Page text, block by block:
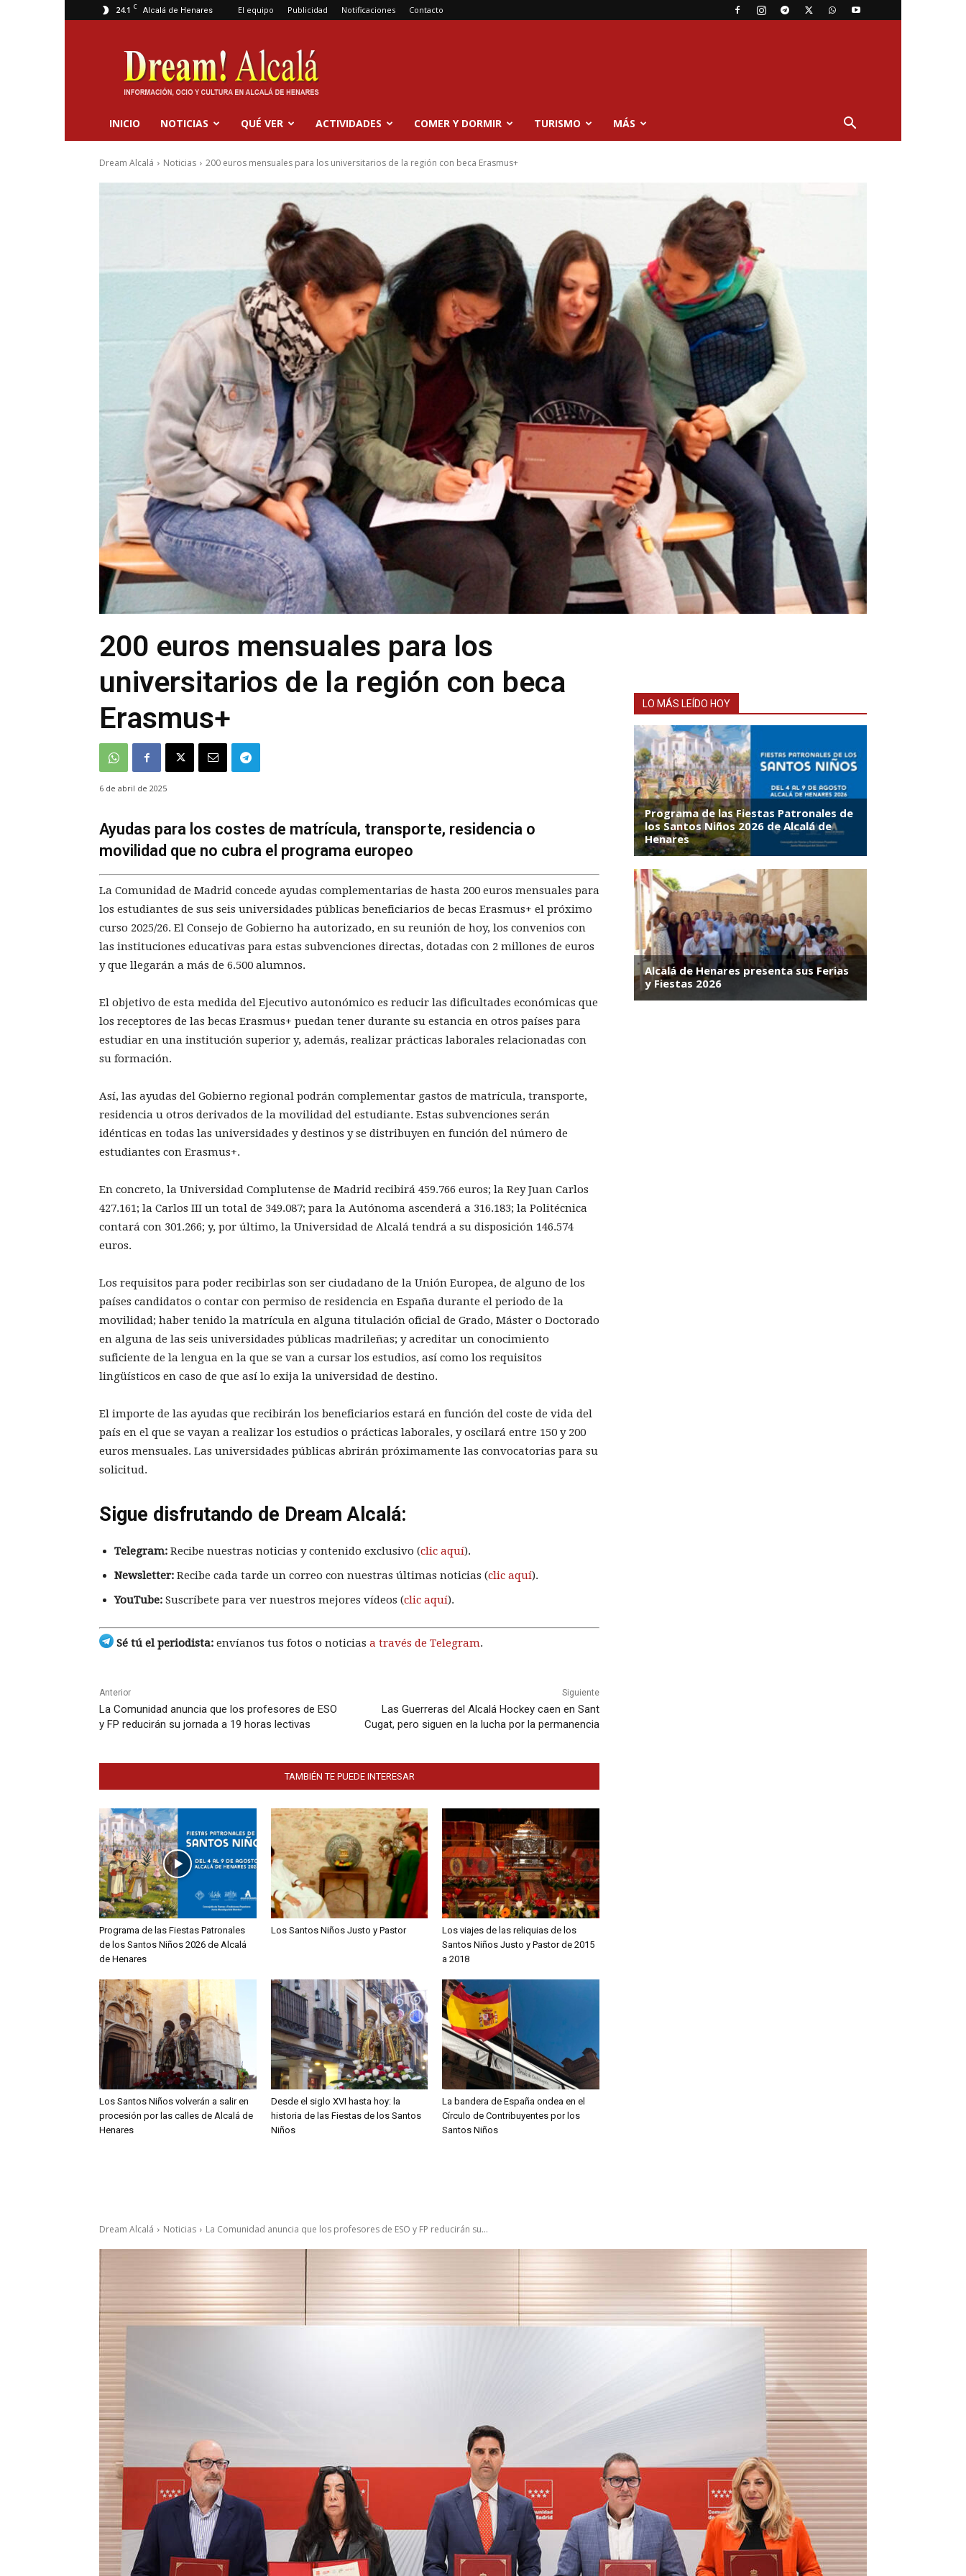
24.1 C Alcalá de Henares El equipo Publicidad Notificaciones Contacto
Dream
Alcalá
INICIO NOTICIAS QUÉ VER ACTIVIDADES COMER Y DORMIR TURISMO MÁS
Dream Alcalá Noticias 200 euros mensuales para los universitarios de la región con beca Erasmus+
200 euros mensuales para los
universitarios de la región con beca
Erasmus+
6 de abril de 2025
Ayudas para los costes de matrícula, transporte, residencia o
movilidad que no cubra el programa europeo
La Comunidad de Madrid concede ayudas complementarias de hasta 200 euros mensuales para
los estudiantes de sus seis universidades públicas beneficiarios de becas Erasmus+ el próximo
curso 2025/26. El Consejo de Gobierno ha autorizado, en su reunión de hoy, los convenios con
las instituciones educativas para estas subvenciones directas, dotadas con 2 millones de euros
y que llegarán a más de 6.500 alumnos.
El objetivo de esta medida del Ejecutivo autonómico es reducir las dificultades económicas que
los receptores de las becas Erasmus+ puedan tener durante su estancia en otros países para
estudiar en una institución superior y, además, realizar prácticas laborales relacionadas con
su formación.
Así, las ayudas del Gobierno regional podrán complementar gastos de matrícula, transporte,
residencia u otros derivados de la movilidad del estudiante. Estas subvenciones serán
idénticas en todas las universidades y destinos y se distribuyen en función del número de
estudiantes con Erasmus+.
En concreto, la Universidad Complutense de Madrid recibirá 459.766 euros; la Rey Juan Carlos
427.161; la Carlos III un total de 349.087; para la Autónoma ascenderá a 316.183; la Politécnica
contará con 301.266; y, por último, la Universidad de Alcalá tendrá a su disposición 146.574
euros.
Los requisitos para poder recibirlas son ser ciudadano de la Unión Europea, de alguno de los
países candidatos o contar con permiso de residencia en España durante el periodo de la
movilidad; haber tenido la matrícula en alguna titulación oficial de Grado, Máster o Doctorado
en alguna de las seis universidades públicas madrileñas; y acreditar un conocimiento
suficiente de la lengua en la que se van a cursar los estudios, así como los requisitos
lingüísticos en caso de que así lo exija la universidad de destino.
El importe de las ayudas que recibirán los beneficiarios estará en función del coste de vida del
país en el que se vayan a realizar los estudios o prácticas laborales, y oscilará entre 150 y 200
euros mensuales. Las universidades públicas abrirán próximamente las convocatorias para su
solicitud.
Sigue disfrutando de Dream Alcalá:
Telegram: Recibe nuestras noticias y contenido exclusivo (clic aquí).
Newsletter: Recibe cada tarde un correo con nuestras últimas noticias (clic aquí).
YouTube: Suscríbete para ver nuestros mejores vídeos (clic aquí).
Sé tú el periodista: envíanos tus fotos o noticias a través de Telegram.
Anterior
La Comunidad anuncia que los profesores de ESO
y FP reducirán su jornada a 19 horas lectivas
Siguiente
Las Guerreras del Alcalá Hockey caen en Sant
Cugat, pero siguen en la lucha por la permanencia
TAMBIÉN TE PUEDE INTERESAR
Programa de las Fiestas Patronales
de los Santos Niños 2026 de Alcalá
de Henares
Los Santos Niños Justo y Pastor
Los viajes de las reliquias de los
Santos Niños Justo y Pastor de 2015
a 2018
Los Santos Niños volverán a salir en
procesión por las calles de Alcalá de
Henares
Desde el siglo XVI hasta hoy: la
historia de las Fiestas de los Santos
Niños
La bandera de España ondea en el
Círculo de Contribuyentes por los
Santos Niños
LO MÁS LEÍDO HOY